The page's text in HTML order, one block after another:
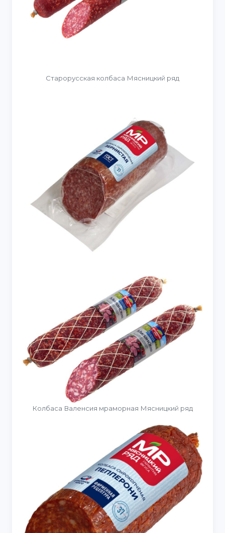
Старорусская колбаса Мясницкий ряд
Колбаса Валенсия мраморная Мясницкий ряд